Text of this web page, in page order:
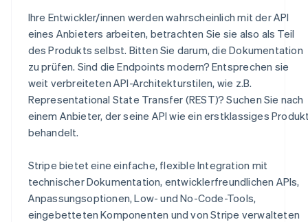
Ihre Entwickler/innen werden wahrscheinlich mit der API
eines Anbieters arbeiten, betrachten Sie sie also als Teil
des Produkts selbst. Bitten Sie darum, die Dokumentation
zu prüfen. Sind die Endpoints modern? Entsprechen sie
weit verbreiteten API-Architekturstilen, wie z.B.
Representational State Transfer (REST)? Suchen Sie nach
einem Anbieter, der seine API wie ein erstklassiges
behandelt.
Stripe bietet eine einfache, flexible Integration mit
technischer Dokumentation, entwicklerfreundlichen APIs,
Anpassungsoptionen, Low- und No-Code-Tools,
eingebetteten Komponenten und von Stripe verwalteten